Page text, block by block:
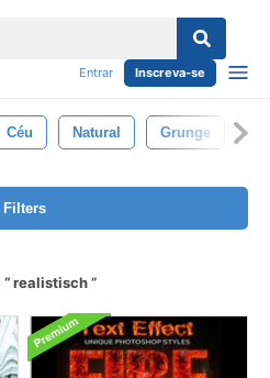
Entrar Inscreva-se
Céu Natural Grunge
Filters
realistisch